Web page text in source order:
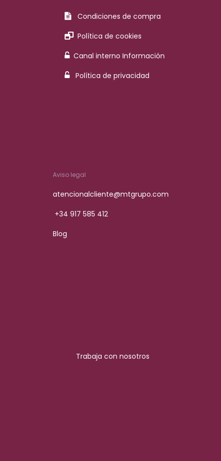
Condiciones de compra
Política de cookies
Canal interno Información
Política de privacidad
Aviso legal
atencionalcliente@mtgrupo.com
+34 917 585 412
Blog
Trabaja con nosotros